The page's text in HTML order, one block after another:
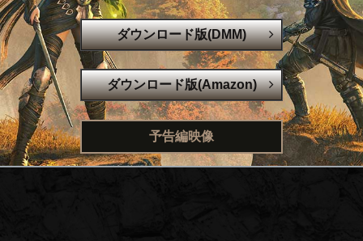
ダウンロード版(DMM)
ダウンロード版(Amazon)
予告編映像